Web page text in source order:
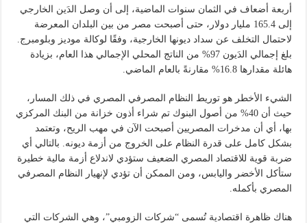
أربعة أضعاف في الثمان سنوات الماضية، إلى أن وصل الدَين الخارجي
إلى 165.4 مليار دولار، حتى أصبحت مصر من بين البلدان المعرضة
لاحتمال التخلف عن سداد ديونها الخارجية، وفقًا لوكالة موديز وبلومبرج.
بلغ إجمالي الدَيون 97% من الناتج المحلي الإجمالي هذا العام، بزيادة
هائلة مقدارها 16.8% مقارنةً بالعام الماضي.
الشيء الأخطر هو توريط النظام المصرفي المصري في ذلك المسار،
حيث أن 40% من أصول البنوك تم شراء أذون خزانة من البنك المركزي
بها، أي أن مدخرات المصريين أصبحت الآن في مهب الريح، وتعتمد
بشكل كامل على قدرة النظام على الخروج من أزمة ديونه. بالتالي أي
ضربة قوية للاقتصاد المصري الضعيف ستؤدي لاندلاع أزمة مالية خطيرة
ستأكل الأخضر واليابس، ومن الممكن أن تؤدي لإنهيار النظام المصرفي
المصري بأكمله.
هناك ظاهرة اقتصادية تُسمى “شركات الزومبي”، وهي الشركات التي